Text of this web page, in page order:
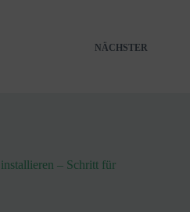
NÄCHSTER
– Schritt für